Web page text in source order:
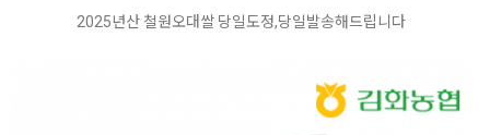
2025년산 철원오대쌀 당일도정,당일발송해드립니다